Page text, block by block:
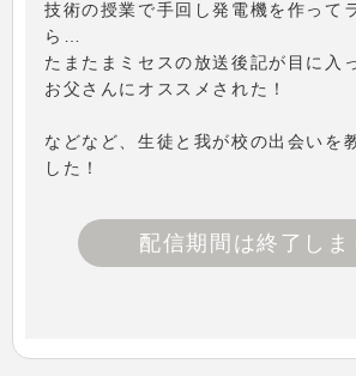
技術の授業で手回し発電機を作って
ら…
たまたまミセスの放送後記が目に入
お父さんにオススメされた！
などなど、生徒と我が校の出会いを
した！
配信期間は終了しま